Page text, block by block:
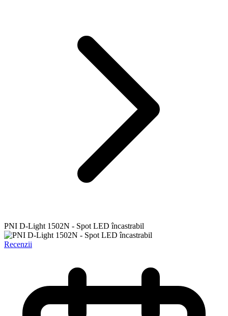
PNI D-Light 1502N - Spot LED încastrabil
Recenzii